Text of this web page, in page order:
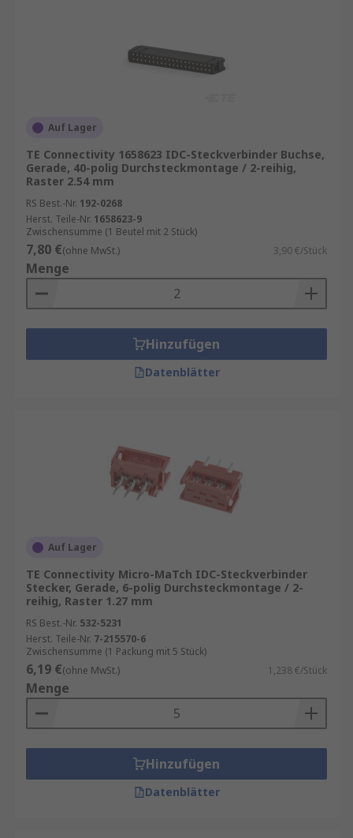
Auf Lager
TE Connectivity 1658623 IDC-Steckverbinder Buchse,
Gerade, 40-polig Durchsteckmontage / 2-reihig,
Raster 2.54 mm
RS Best.-Nr. 192-0268
Herst. Teile-Nr. 1658623-9
Zwischensumme (1 Beutel mit 2 Stück)
7,80 €(ohne MwSt.) 3,90 €/Stück
Menge
Hinzufügen
Datenblätter
Auf Lager
TE Connectivity Micro-MaTch IDC-Steckverbinder
Stecker, Gerade, 6-polig Durchsteckmontage / 2-
reihig, Raster 1.27 mm
RS Best.-Nr. 532-5231
Herst. Teile-Nr. 7-215570-6
Zwischensumme (1 Packung mit 5 Stück)
6,19 €(ohne MwSt.) 1,238 €/Stück
Menge
Hinzufügen
Datenblätter